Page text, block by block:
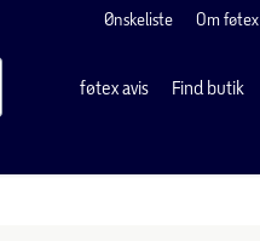
Ønskeliste Om føtex
føtex avis Find butik